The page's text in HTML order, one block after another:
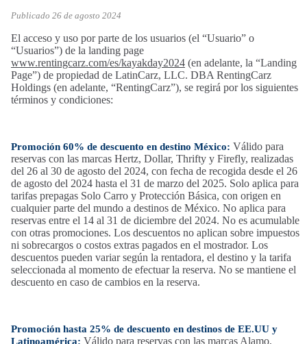
Publicado 26 de agosto 2024
El acceso y uso por parte de los usuarios (el “Usuario” o
“Usuarios”) de la landing page
www.rentingcarz.com/es/kayakday2024 (en adelante, la “Landing
Page”) de propiedad de LatinCarz, LLC. DBA RentingCarz
Holdings (en adelante, “RentingCarz”), se regirá por los siguientes
términos y condiciones:
Promoción 60% de descuento en destino México: Válido para
reservas con las marcas Hertz, Dollar, Thrifty y Firefly, realizadas
del 26 al 30 de agosto del 2024, con fecha de recogida desde el 26
de agosto del 2024 hasta el 31 de marzo del 2025. Solo aplica para
tarifas prepagas Solo Carro y Protección Básica, con origen en
cualquier parte del mundo a destinos de México. No aplica para
reservas entre el 14 al 31 de diciembre del 2024. No es acumulable
con otras promociones. Los descuentos no aplican sobre impuestos
ni sobrecargos o costos extras pagados en el mostrador. Los
descuentos pueden variar según la rentadora, el destino y la tarifa
seleccionada al momento de efectuar la reserva. No se mantiene el
descuento en caso de cambios en la reserva.
Promoción hasta 25% de descuento en destinos de EE.UU y
Latinoamérica: Válido para reservas con las marcas Alamo,